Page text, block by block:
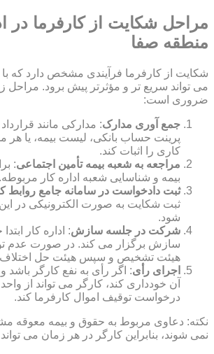
مراحل شکایت از کارفرما در
منطقه صفا
شکایت از کارفرما فرآیندی مشخص دارد که با
می تواند سریع تر و مؤثرتر پیش برود. مراحل
ضروری است:
جمع آوری مدارک: مدارکی مانند
پرینت حساب بانکی، لیست بیمه، یا هر
کاری را اثبات کند.
مراجعه به شعبه بیمه تأمین اجتماعی:
بیمه و شناسایی شعبه اداره کار مربوطه.
ثبت دادخواست در سامانه جامع روابط
ثبت شکایت به صورت الکترونیکی در
شود.
شرکت در جلسه سازش: اداره کار
سازش برگزار می کند. در صورت عدم
هیئت تشخیص و سپس هیئت حل اختلاف
اجرای رأی: اگر رأی به نفع کارگر باشد
آن خودداری کند، کارگر می تواند از واحد
درخواست توقیف اموال کارفرما کند.
نکته: دعاوی مربوط به حقوق و بیمه معوقه
نمی شوند، بنابراین کارگر در هر زمان می